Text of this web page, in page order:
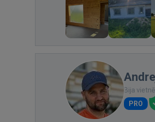
Bija
PRO